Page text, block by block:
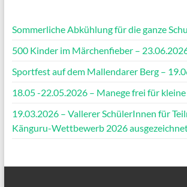
Sommerliche Abkühlung für die ganze
500 Kinder im Märchenfieber –
Sportfest auf dem Mallendarer Berg –
18.05 -22.05.2026 – Manege frei für kleine
19.03.2026 – Vallerer SchülerInnen für
Känguru-Wettbewerb 2026